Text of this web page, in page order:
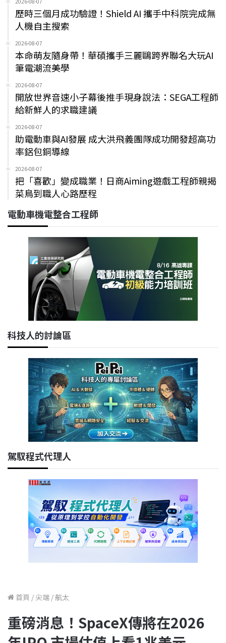
歷時三個月成功驗證！Shield AI 攜手中科院完成無
人機自主搜索
2026-08-07
本命萌友隨身帶！華碩攜手三麗鷗跨界聯名大玩AI
筆電潮流美學
2026-08-07
開放世界音速小子幕後推手現身說法：SEGA工程師
給新鮮人的求職建議
2026-08-07
助電動車與AI發展 成大洪飛義團隊成功開發超高功
率鋁包銅導線
2026-08-07
把「喜歡」變成職業！日商Aiming遊戲工程師親揭
菜鳥到職人心路歷程
電動車機電整合工程師
科技人的討論區
駕馭程式代理人